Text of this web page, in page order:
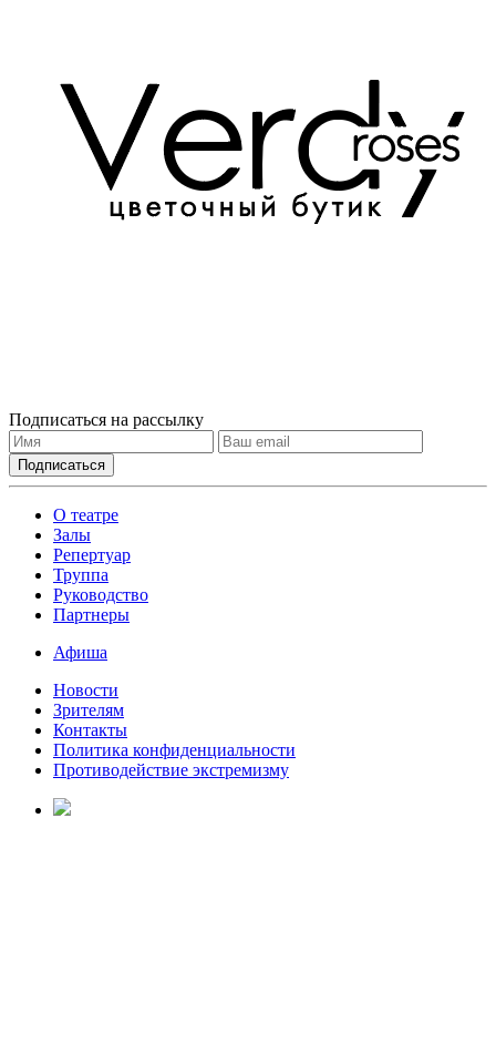
Подписаться на рассылку
О театре
Залы
Репертуар
Труппа
Руководство
Партнеры
Афиша
Новости
Зрителям
Контакты
Политика конфиденциальности
Противодействие экстремизму